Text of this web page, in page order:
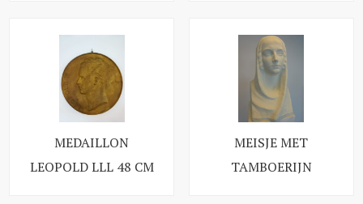
MEDAILLON
LEOPOLD LLL 48 CM
MEISJE MET
TAMBOERIJN